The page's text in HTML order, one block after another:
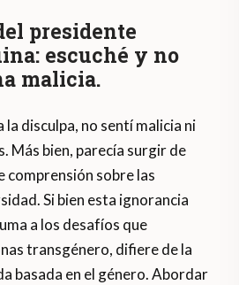
presidente
escuché y no
malicia.
la disculpa, no sentí malicia ni
Más bien, parecía surgir de
comprensión sobre las
Si bien esta ignorancia
a los desafíos que
transgénero, difiere de la
basada en el género. Abordar